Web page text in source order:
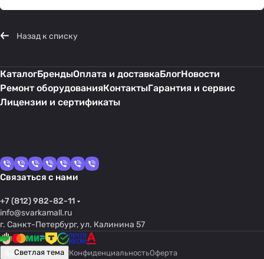
Назад к списку
КаталогБрендыОплата и доставкаБлогНовости
Ремонт оборудованияКонтактыГарантия и сервис
Лицензии и сертификаты
Связаться с нами
+7 (812) 982-82-11
info@svarkamall.ru
г. Санкт-Петербург, ул. Калинина 57
Светлая тема КонфиденциальностьОферта